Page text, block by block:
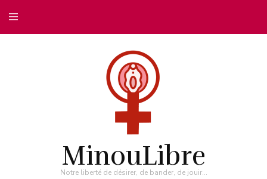
MinouLibre
Notre liberté de désirer, de bander, de jouir…